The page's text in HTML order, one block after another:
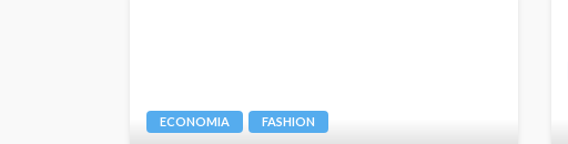
ECONOMIA FASHION